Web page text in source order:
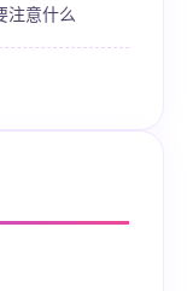
注意什么